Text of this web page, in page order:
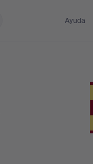
Ayuda